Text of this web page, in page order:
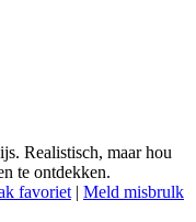
Realistisch, maar hou
te ontdekken.
favoriet | Meld misbrulk